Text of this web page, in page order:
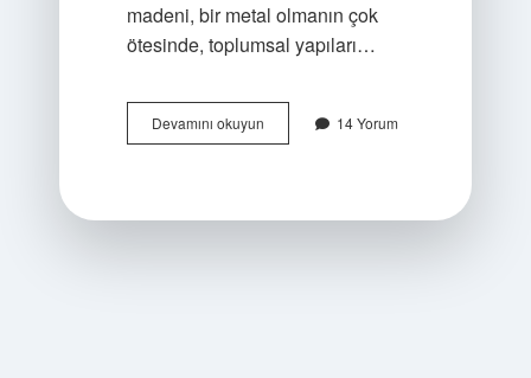
madeni, bir metal olmanın çok
ötesinde, toplumsal yapıları…
Devamını okuyunMatbah
ı
14 Yorum